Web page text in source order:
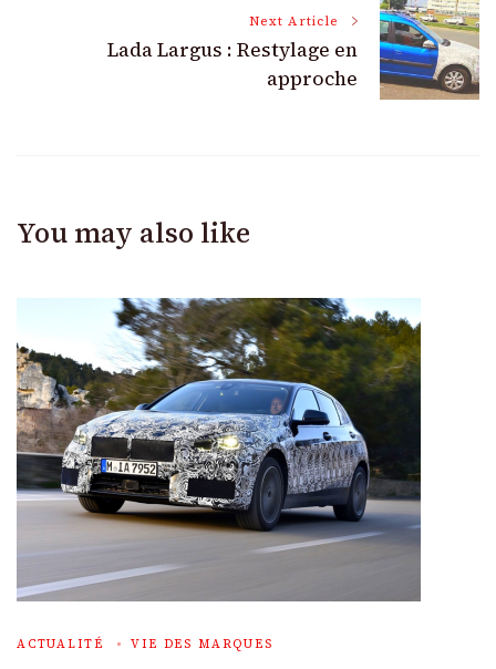
Next Article
Lada Largus : Restylage en
approche
You may also like
ACTUALITÉ VIE DES MARQUES